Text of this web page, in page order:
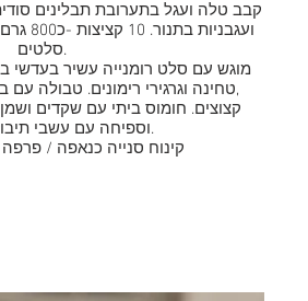
קבב טלה ועגל בתערובת תבלינים
סלטים.
מוגש עם סלט רומנייה עשיר בעדשי
,טחינה וגרגירי רימונים. טבולה עם
קצוצים. חומוס ביתי עם שקדים
וספיחה עם עשבי